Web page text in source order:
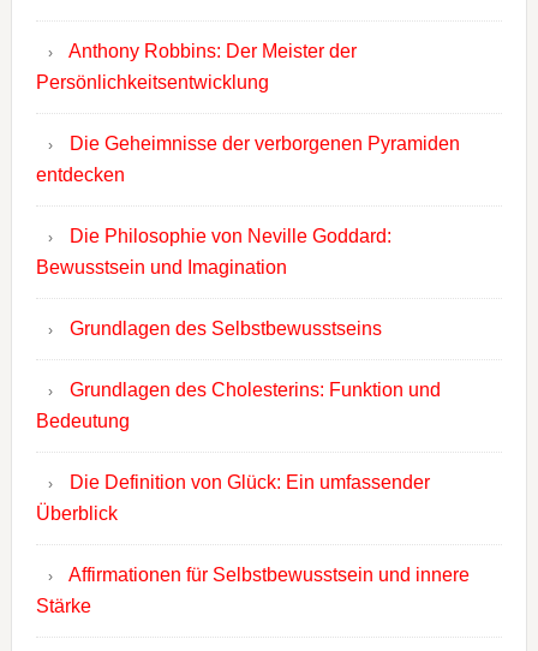
Anthony Robbins: Der Meister der
Persönlichkeitsentwicklung
Die Geheimnisse der verborgenen Pyramiden
entdecken
Die Philosophie von Neville Goddard:
Bewusstsein und Imagination
Grundlagen des Selbstbewusstseins
Grundlagen des Cholesterins: Funktion und
Bedeutung
Die Definition von Glück: Ein umfassender
Überblick
Affirmationen für Selbstbewusstsein und innere
Stärke